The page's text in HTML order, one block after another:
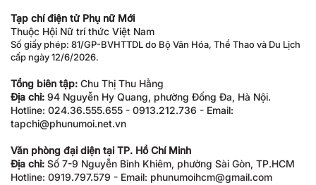
Tạp chí điện tử Phụ nữ Mới
Thuộc Hội Nữ trí thức Việt Nam
Số giấy phép: 81/GP-BVHTTDL do Bộ Văn Hóa, Thể Thao và Du Lịch
cấp ngày 12/6/2026.
Tổng biên tập: Chu Thị Thu Hằng
Địa chỉ: 94 Nguyễn Hy Quang, phường Đống Đa, Hà Nội.
Hotline: 024.36.555.655 - 0913.212.736 - Email:
tapchi@phunumoi.net.vn
Văn phòng đại diện tại TP. Hồ Chí Minh
Địa chỉ: Số 7-9 Nguyễn Bỉnh Khiêm, phường Sài Gòn, TP.HCM
Hotline: 0919.797.579 - Email: phunumoihcm@gmail.com